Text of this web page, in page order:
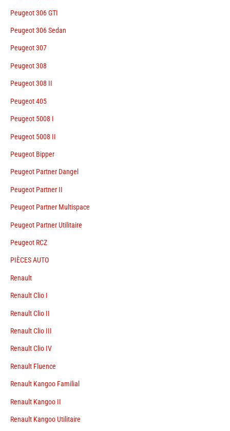
Peugeot 306 GTI
Peugeot 306 Sedan
Peugeot 307
Peugeot 308
Peugeot 308 II
Peugeot 405
Peugeot 5008 I
Peugeot 5008 II
Peugeot Bipper
Peugeot Partner Dangel
Peugeot Partner II
Peugeot Partner Multispace
Peugeot Partner Utilitaire
Peugeot RCZ
PIÈCES AUTO
Renault
Renault Clio I
Renault Clio II
Renault Clio III
Renault Clio IV
Renault Fluence
Renault Kangoo Familial
Renault Kangoo II
Renault Kangoo Utilitaire